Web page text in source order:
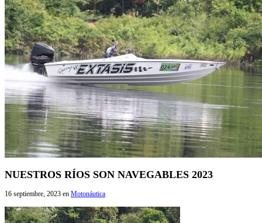
NUESTROS RÍOS SON NAVEGABLES 2023
16 septiembre, 2023 en Motonáutica